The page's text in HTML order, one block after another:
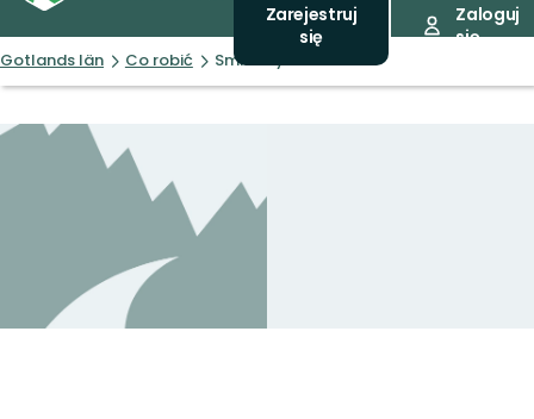
Zarejestruj
się
Zaloguj
się
Gotlands län Co robić Smiss Nytt & Nött